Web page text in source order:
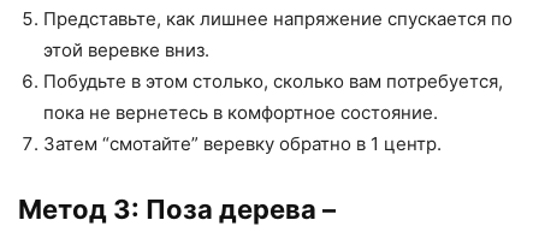
Представьте, как лишнее напряжение спускается по
этой веревке вниз.
Побудьте в этом столько, сколько вам потребуется,
пока не вернетесь в комфортное состояние.
Затем “смотайте” веревку обратно в 1 центр.
Метод 3: Поза дерева –